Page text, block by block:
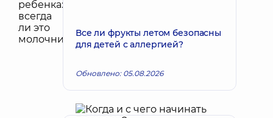
Все ли фрукты летом безопасны
для детей с аллергией?
Обновлено: 05.08.2026